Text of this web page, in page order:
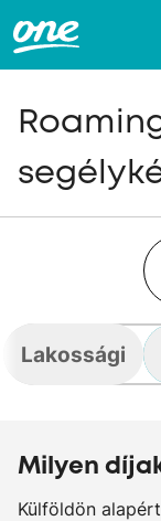
Lakossági
Milyen
Külföldön